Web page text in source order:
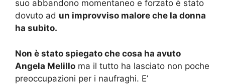
suo abbandono momentaneo e forzato è stato
dovuto ad un improvviso malore che la donna
ha subito.
Non è stato spiegato che cosa ha avuto
Angela Melillo ma il tutto ha lasciato non poche
preoccupazioni per i naufraghi. E’